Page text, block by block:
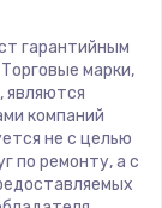
гарантийным
марки,
являются
компаний
не с целью
по ремонту, а с